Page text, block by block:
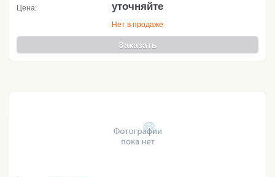
Цена: уточняйте
Нет в продаже
Заказать